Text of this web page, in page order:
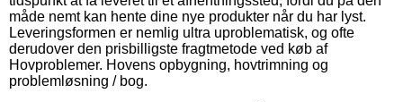
måde nemt kan hente dine nye produkter når du har lyst.
Leveringsformen er nemlig ultra uproblematisk, og ofte
derudover den prisbilligste fragtmetode ved køb af
Hovproblemer. Hovens opbygning, hovtrimning og
problemløsning / bog.